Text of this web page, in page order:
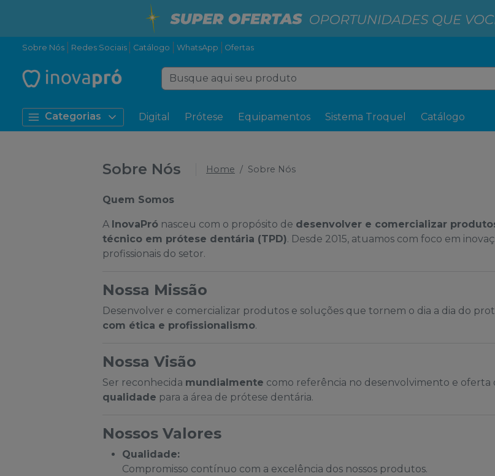
Sobre Nós Redes Sociais Catálogo WhatsApp Ofertas
Categorias Digital Prótese Equipamentos Sistema Troquel Catálogo
Sobre Nós Home Sobre Nós
Quem Somos
A InovaPró nasceu com o propósito de desenvolver e comercializar
técnico em prótese dentária (TPD). Desde 2015, atuamos com foco em
profissionais do setor.
Nossa Missão
Desenvolver e comercializar produtos e soluções que tornem o dia a dia do
com ética e profissionalismo.
Nossa Visão
Ser reconhecida mundialmente como referência no desenvolvimento e oferta
qualidade para a área de prótese dentária.
Nossos Valores
Qualidade:
Compromisso contínuo com a excelência dos nossos produtos.